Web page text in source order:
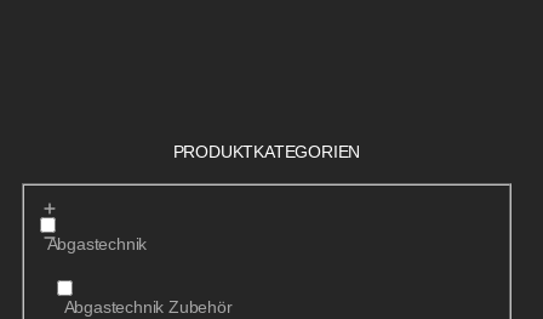
PRODUKTKATEGORIEN
Abgastechnik
Abgastechnik Zubehör